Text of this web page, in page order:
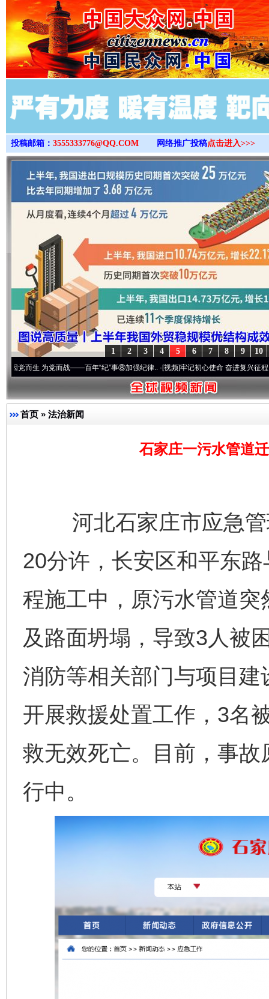
>
投稿邮箱： 3555333776@QQ.COM 网络推广投稿点击进入>>>
10
9
8
7
6
5
4
3
2
1
为党而战——百年“纪”事⑧加强纪律..·[视频]牢记初心使命 奋进复兴征程丨“转折之
首页 » 法治新闻
石家庄一污水管道
河北石家庄市应急管
20分许，长安区和平东
程施工中，原污水管道
及路面坍塌，导致3人被
消防等相关部门与项目
开展救援处置工作，3名
救无效死亡。目前，事
行中。
东山县通报“牛蛙产品抗生素超标问题”
千年窑火 生生不息 一